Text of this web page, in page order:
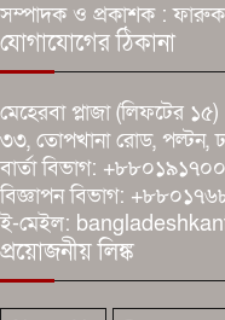
সম্পাদক ও প্রকাশক :
যোগাযোগের ঠিকানা
মেহেরবা প্লাজা (লিফটের ১৫)
৩৩, তোপখানা রোড, পল্টন,
বার্তা বিভাগ:
বিজ্ঞাপন বিভাগ:
ই-মেইল:
প্রয়োজনীয় লিঙ্ক